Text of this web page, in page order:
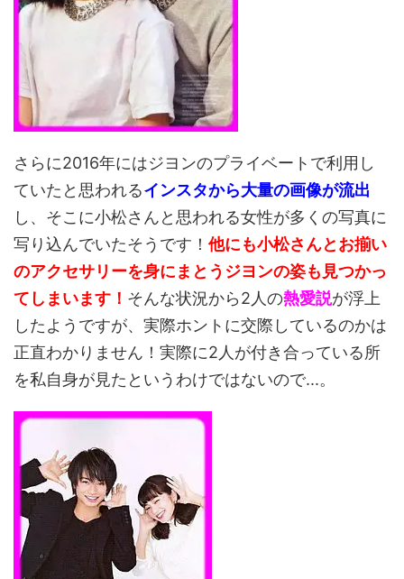
さらに2016年にはジヨンのプライベートで利用し
ていたと思われるインスタから大量の画像が流出
し、そこに小松さんと思われる女性が多くの写真に
写り込んでいたそうです！ 他にも小松さんとお揃い
のアクセサリーを身にまとうジヨンの姿も見つかっ
てしまいます！ そんな状況から2人の熱愛説が浮上
したようですが、実際ホントに交際しているのかは
正直わかりません！実際に2人が付き合っている所
を私自身が見たというわけではないので...。